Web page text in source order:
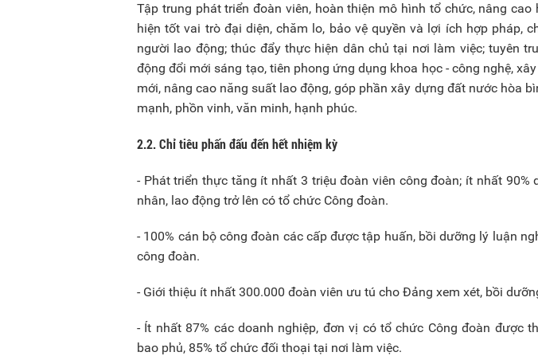
Tập trung phát triển đoàn viên, hoàn thiện mô hình tổ chức, nâng
hiện tốt vai trò đại diện, chăm lo, bảo vệ quyền và lợi ích hợp pháp,
người lao động; thúc đẩy thực hiện dân chủ tại nơi làm việc; tuyên
động đổi mới sáng tạo, tiên phong ứng dụng khoa học - công nghệ,
mới, nâng cao năng suất lao động, góp phần xây dựng đất nước hòa
mạnh, phồn vinh, văn minh, hạnh phúc.
2.2. Chỉ tiêu phấn đấu đến hết nhiệm kỳ
- Phát triển thực tăng ít nhất 3 triệu đoàn viên công đoàn; ít nhất 90%
nhân, lao động trở lên có tổ chức Công đoàn.
- 100% cán bộ công đoàn các cấp được tập huấn, bồi dưỡng lý luận
công đoàn.
- Giới thiệu ít nhất 300.000 đoàn viên ưu tú cho Đảng xem xét, bồi
- Ít nhất 87% các doanh nghiệp, đơn vị có tổ chức Công đoàn được
bao phủ, 85% tổ chức đối thoại tại nơi làm việc.